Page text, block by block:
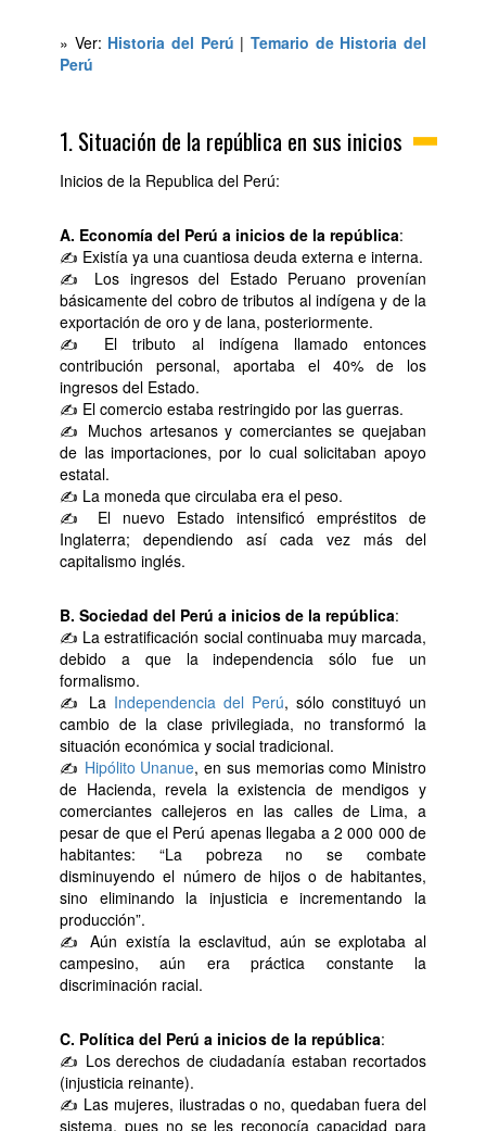
» Ver: Historia del Perú |Temario de Historia del
Perú
1. Situación de la república en sus inicios
Inicios de la Republica del Perú:
A. Economía del Perú a inicios de la república:
✍ Existía ya una cuantiosa deuda externa e interna.
✍ Los ingresos del Estado Peruano provenían
básicamente del cobro de tributos al indígena y de la
exportación de oro y de lana, posteriormente.
✍ El tributo al indígena llamado entonces
contribución personal, aportaba el 40% de los
ingresos del Estado.
✍ El comercio estaba restringido por las guerras.
✍ Muchos artesanos y comerciantes se quejaban
de las importaciones, por lo cual solicitaban apoyo
estatal.
✍ La moneda que circulaba era el peso.
✍ El nuevo Estado intensificó empréstitos de
Inglaterra; dependiendo así cada vez más del
capitalismo inglés.
B. Sociedad del Perú a inicios de la república:
✍ La estratificación social continuaba muy marcada,
debido a que la independencia sólo fue un
formalismo.
✍ La Independencia del Perú, sólo constituyó un
cambio de la clase privilegiada, no transformó la
situación económica y social tradicional.
✍ Hipólito Unanue, en sus memorias como Ministro
de Hacienda, revela la existencia de mendigos y
comerciantes callejeros en las calles de Lima, a
pesar de que el Perú apenas llegaba a 2 000 000 de
habitantes: “La pobreza no se combate
disminuyendo el número de hijos o de habitantes,
sino eliminando la injusticia e incrementando la
producción”.
✍ Aún existía la esclavitud, aún se explotaba al
campesino, aún era práctica constante la
discriminación racial.
C. Política del Perú a inicios de la república:
✍ Los derechos de ciudadanía estaban recortados
(injusticia reinante).
✍ Las mujeres, ilustradas o no, quedaban fuera del
sistema, pues no se les reconocía capacidad para